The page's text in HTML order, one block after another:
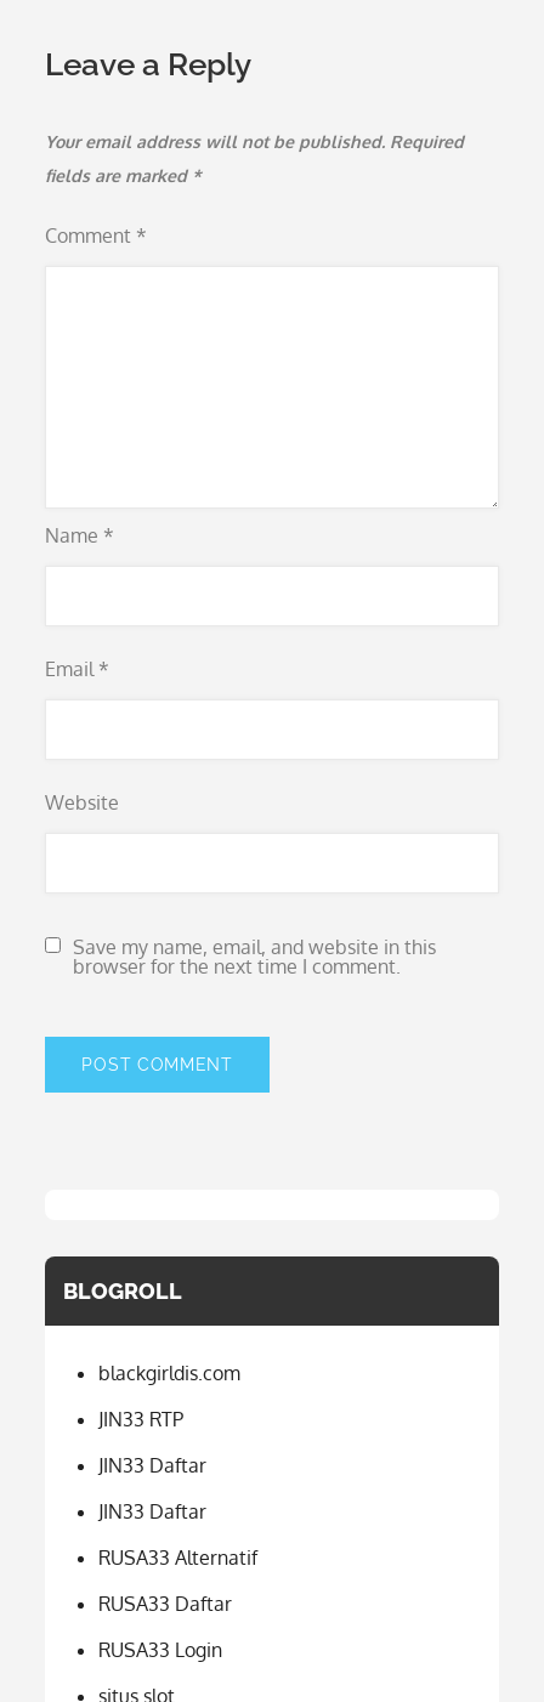
Leave a Reply
Your email address will not be published. Required
fields are marked *
Comment *
Name *
Email *
Website
Save my name, email, and website in this
browser for the next time I comment.
BLOGROLL
blackgirldis.com
JIN33 RTP
JIN33 Daftar
JIN33 Daftar
RUSA33 Alternatif
RUSA33 Daftar
RUSA33 Login
situs slot